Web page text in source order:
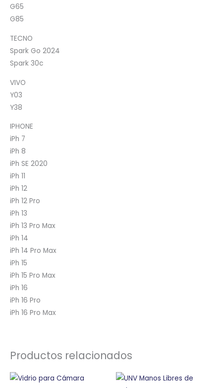
G65
G85
TECNO
Spark Go 2024
Spark 30c
VIVO
Y03
Y38
IPHONE
iPh 7
iPh 8
iPh SE 2020
iPh 11
iPh 12
iPh 12 Pro
iPh 13
iPh 13 Pro Max
iPh 14
iPh 14 Pro Max
iPh 15
iPh 15 Pro Max
iPh 16
iPh 16 Pro
iPh 16 Pro Max
Productos relacionados